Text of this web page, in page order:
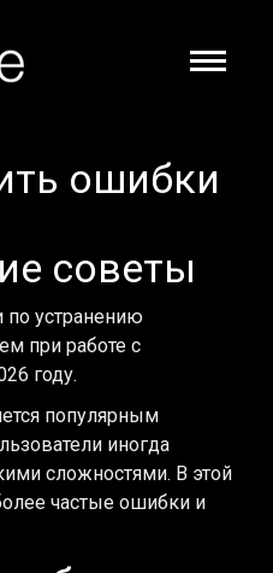
ошибки
советы
устранению
при работе с
году.
популярным
иногда
сложностями. В этой
частые ошибки и